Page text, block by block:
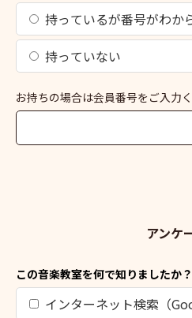
持っているが番号がわか
持っていない
お持ちの場合は会員番号をご入力く
アンケ
この音楽教室を何で知りましたか
インターネット検索（